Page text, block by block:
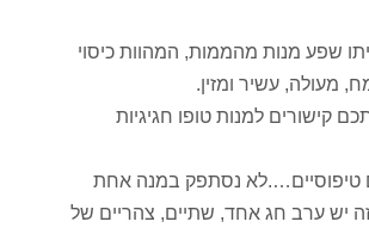
שפע מנות מהממות, המהוות כיסוי
מעולה, עשיר ומזין.
קישורים למנות טופו חגיגיות
טיפוסיים….לא נסתפק במנה אחת
יש ערב חג אחד, שתיים, צהריים של